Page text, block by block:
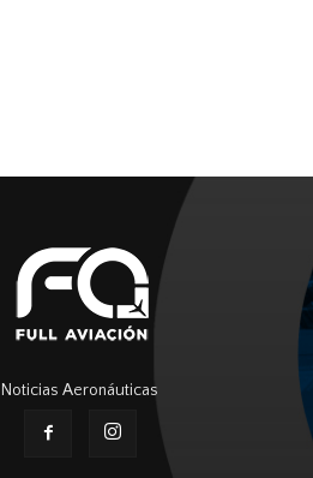
Noticias Aeronáuticas